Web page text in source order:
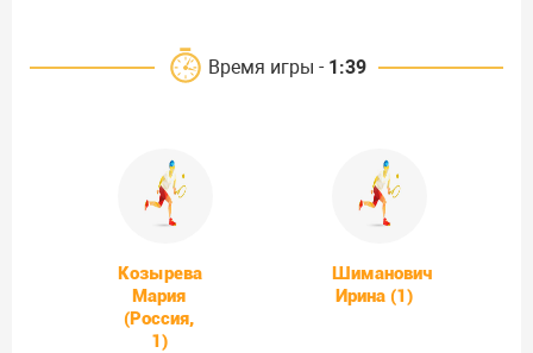
Время игры - 1:39
Козырева
Мария
(Россия,
1)
Шиманович
Ирина (1)